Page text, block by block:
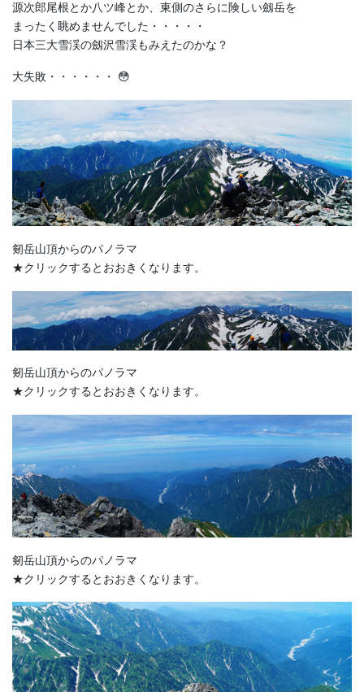
源次郎尾根とか八ツ峰とか、東側のさらに険しい劔岳を
まったく眺めませんでした・・・・・
日本三大雪渓の劔沢雪渓もみえたのかな？
大失敗・・・・・・ 😳
剱岳山頂からのパノラマ
★クリックするとおおきくなります。
剱岳山頂からのパノラマ
★クリックするとおおきくなります。
剱岳山頂からのパノラマ
★クリックするとおおきくなります。